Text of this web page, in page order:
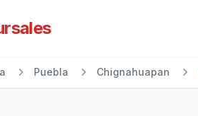
Puebla Chignahuapan